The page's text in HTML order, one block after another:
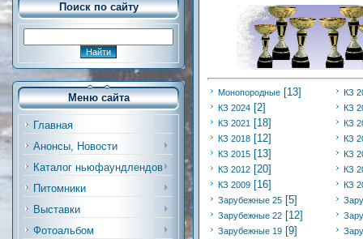
Поиск по сайту
Меню сайта
Главная
Анонсы, Новости
Каталог ньюфаундлендов
Питомники
Выставки
Фотоальбом
Монопородные [13]
КЗ
КЗ 2024 [2]
КЗ
КЗ 2021
[18]
КЗ
КЗ 2018 [12]
КЗ
КЗ 2015 [13]
КЗ
КЗ 2012 [20]
КЗ
КЗ 2009 [16]
КЗ
Зарубежные 25 [5]
Зарубежные 22 [12]
Зарубежные 19 [9]